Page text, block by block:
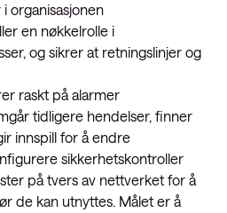
organisasjonen
en nøkkelrolle i
og sikrer at retningslinjer og
raskt på alarmer
tidligere hendelser, finner
innspill for å endre
sikkerhetskontroller
på tvers av nettverket for å
de kan utnyttes. Målet er å